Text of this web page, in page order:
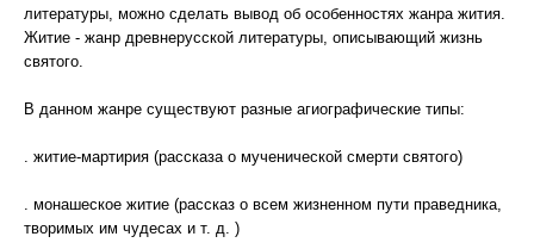
литературы, можно сделать вывод об особенностях жанра жития.
Житие - жанр древнерусской литературы, описывающий жизнь
святого.
В данном жанре существуют разные агиографические типы:
. житие-мартирия (рассказа о мученической смерти святого)
. монашеское житие (рассказ о всем жизненном пути праведника,
творимых им чудесах и т. д. )